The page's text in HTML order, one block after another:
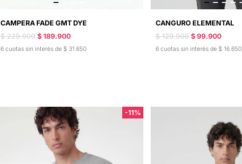
CAMPERA FADE GMT DYE
$ 229.900 $ 189.900
6 cuotas sin interés de $ 31.650
CANGURO ELEMENTAL
$ 129.900 $ 99.900
6 cuotas sin interés de $ 16.650
-11%